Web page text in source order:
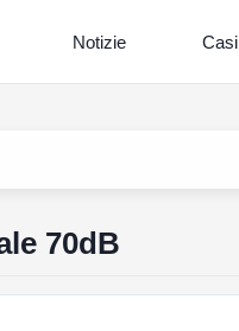
Notizie Casi
70dB